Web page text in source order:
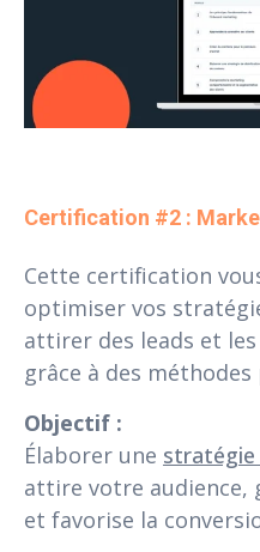
Certification #2 :
Cette certification
optimiser vos
attirer des leads et
grâce à des
Objectif :
Élaborer une stratégie
attire votre audience,
et favorise la